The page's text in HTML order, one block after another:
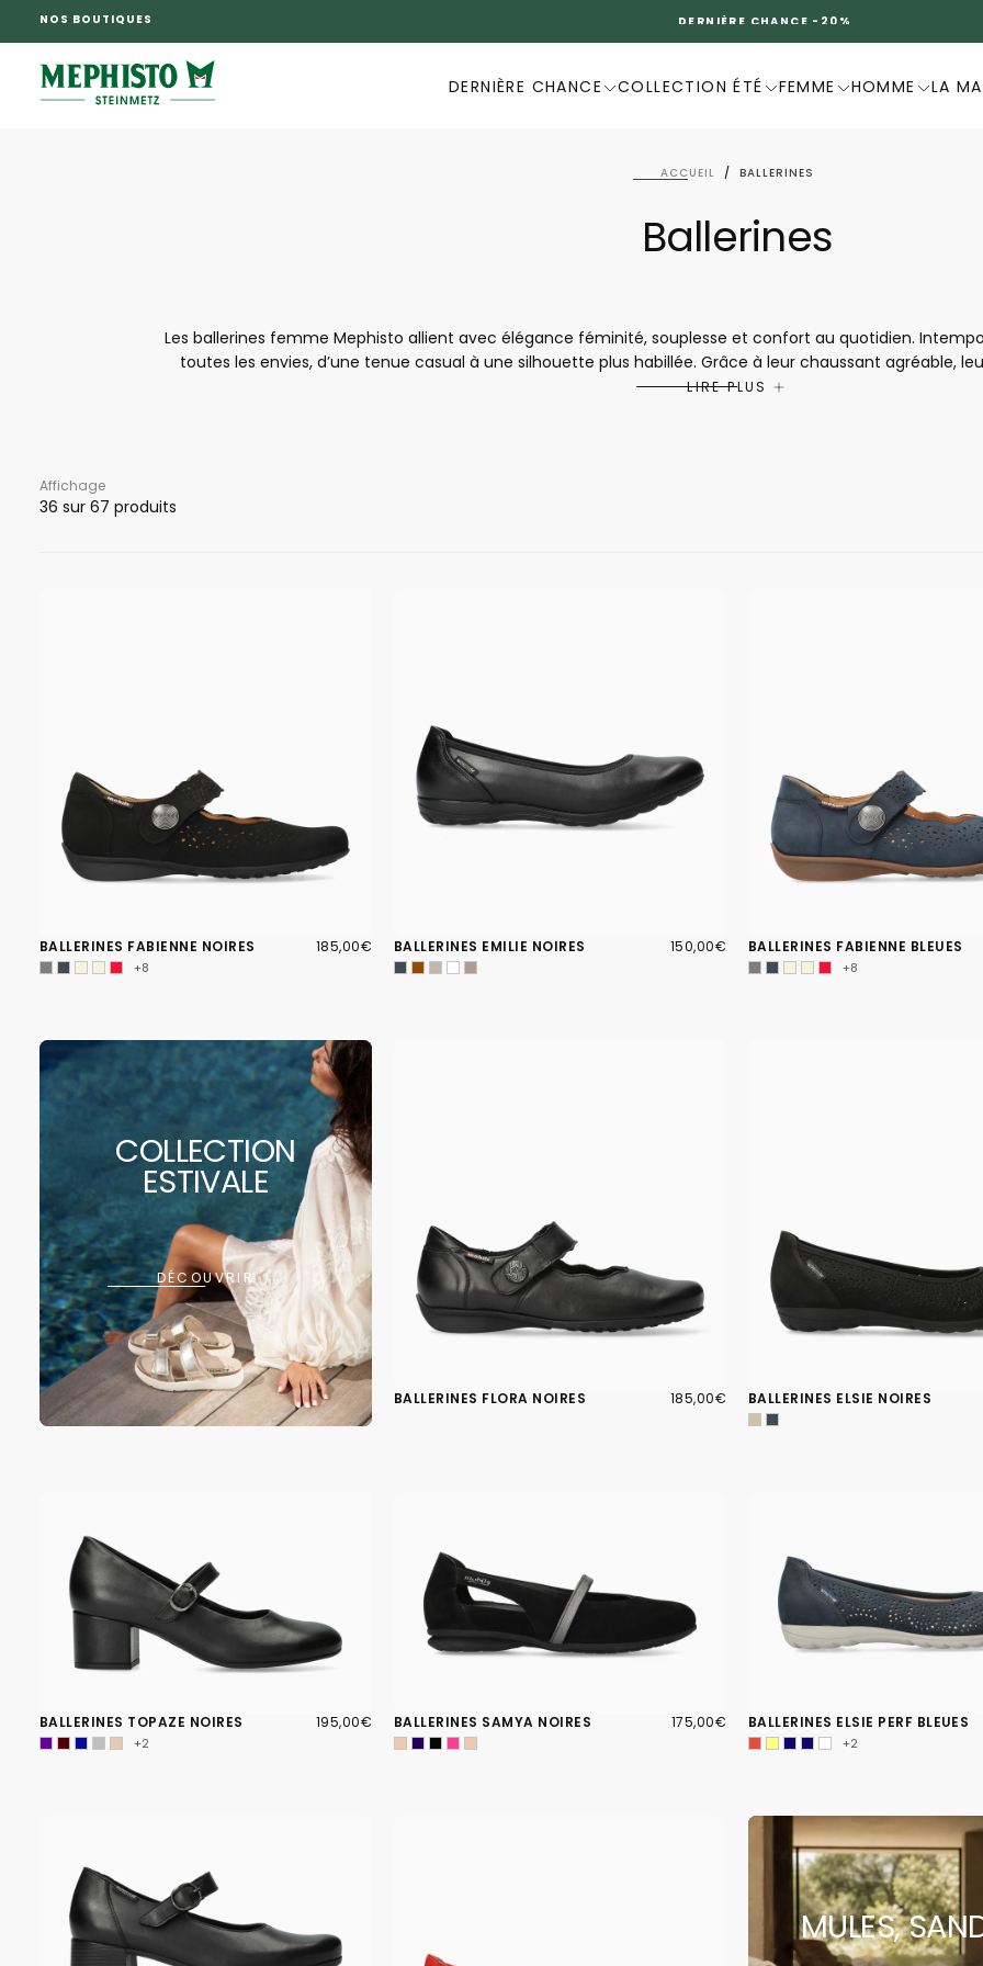
PASSER
AU
NOS BOUTIQUES DERNIÈRE CHANCE -20%
DERNIÈRE CHANCE COLLECTION ÉTÉ FEMME HOMME LA
ACCUEIL / BALLERINES
Ballerines
Les ballerines femme Mephisto allient avec élégance féminité, souplesse et confort au quotidien.
toutes les envies, d’une tenue casual à une silhouette plus habillée. Grâce à leur chaussant agréable,
matériaux, elles offrent un bien-être durable à chaque pas. Légères, pratiques et raffinées, les ballerines
LIRE PLUS
Affichage
36 sur 67 produits
BALLERINES FABIENNE NOIRES 185,00€
PRIX
185,00€
+8
BALLERINES EMILIE NOIRES 150,00€
PRIX
150,00€ BALLERINES FABIENNE BLEUES
+8
COLLECTION
ESTIVALE
DÉCOUVRIR
BALLERINES FLORA NOIRES 185,00€
PRIX
185,00€ BALLERINES ELSIE NOIRES
BALLERINES TOPAZE NOIRES 195,00€
PRIX
195,00€
+2
BALLERINES SAMYA NOIRES 175,00€
PRIX
175,00€ BALLERINES ELSIE PERF BLEUES
+2
MULES,